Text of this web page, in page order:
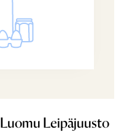
Leipäjuusto